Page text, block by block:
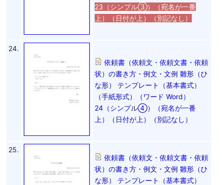
23（シンプル③）（宛名が一番
上）（日付が上）（別記なし）
24.
依頼書（依頼文・依頼文書・依頼
状）の書き方・例文・文例 雛形（ひ
な形） テンプレート（基本書式）
（手紙形式）（ワード Word）
24（シンプル④）（宛名が一番
上）（日付が上）（別記なし）
25.
依頼書（依頼文・依頼文書・依頼
状）の書き方・例文・文例 雛形（ひ
な形） テンプレート（基本書式）